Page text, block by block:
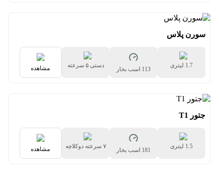
سورن پلاس
1.7 لیتری
113 اسب بخار
دستی ۵ سرعته مشاهده
جتور T1
1.5 لیتری
181 اسب بخار
۷ سرعته دوکلاچه مشاهده